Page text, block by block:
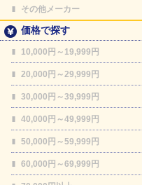
その他メーカー
価格で探す
10,000円～19,999円
20,000円～29,999円
30,000円～39,999円
40,000円～49,999円
50,000円～59,999円
60,000円～69,999円